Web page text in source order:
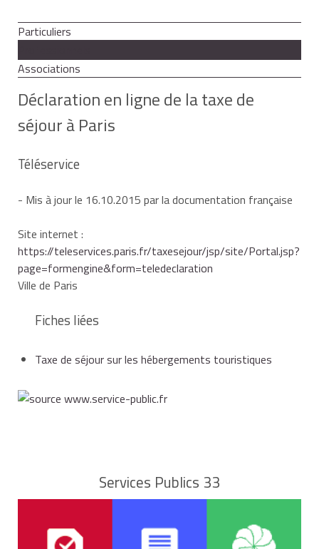
Particuliers
Associations
Déclaration en ligne de la taxe de
séjour à Paris
Téléservice
- Mis à jour le 16.10.2015 par la documentation française
Site internet :
https://teleservices.paris.fr/taxesejour/jsp/site/Portal.jsp?
page=formengine&form=teledeclaration
Ville de Paris
Fiches liées
Taxe de séjour sur les hébergements touristiques
Services Publics 33